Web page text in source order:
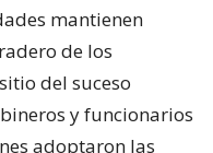
mantienen
de los
del suceso
y funcionarios
adoptaron las